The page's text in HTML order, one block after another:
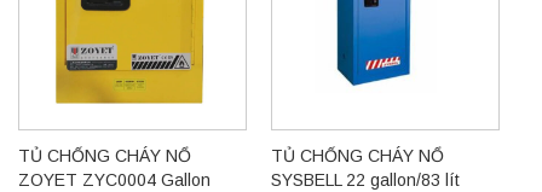
TỦ CHỐNG CHÁY NỔ
ZOYET ZYC0004 Gallon
TỦ CHỐNG CHÁY NỔ
SYSBELL 22 gallon/83 lít